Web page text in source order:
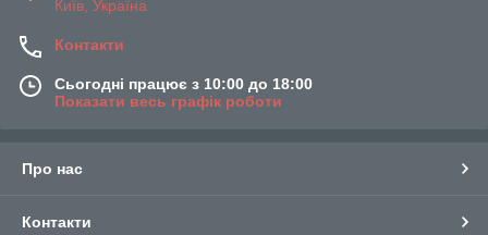
Київ, Україна
Контакти
Сьогодні працює з 10:00 до 18:00
Показати весь графік роботи
Про нас
Контакти